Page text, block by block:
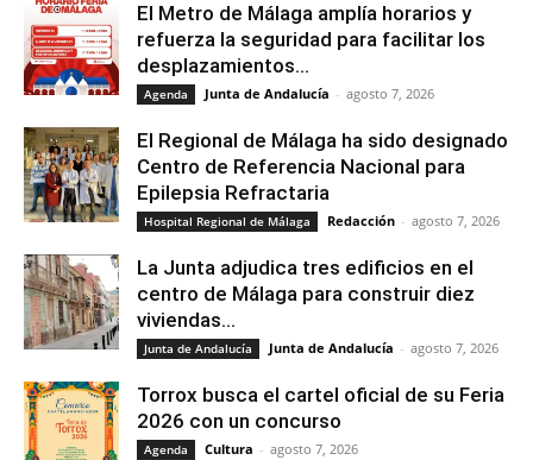
El Metro de Málaga amplía horarios y
refuerza la seguridad para facilitar los
desplazamientos...
Agenda Junta de Andalucía - agosto 7, 2026
El Regional de Málaga ha sido designado
Centro de Referencia Nacional para
Epilepsia Refractaria
Hospital Regional de Málaga Redacción - agosto 7, 2026
La Junta adjudica tres edificios en el
centro de Málaga para construir diez
viviendas...
Junta de Andalucía Junta de Andalucía - agosto 7, 2026
Torrox busca el cartel oficial de su Feria
2026 con un concurso
Agenda Cultura - agosto 7, 2026